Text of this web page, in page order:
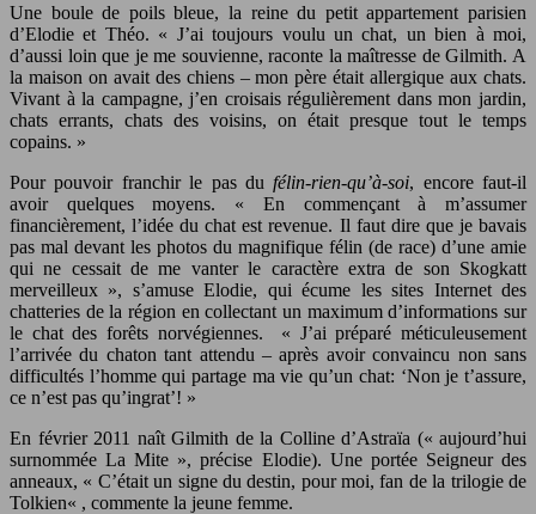
Une boule de poils bleue, la reine du petit appartement parisien
d’Elodie et Théo. « J’ai toujours voulu un chat, un bien à moi,
d’aussi loin que je me souvienne, raconte la maîtresse de Gilmith. A
la maison on avait des chiens – mon père était allergique aux chats.
Vivant à la campagne, j’en croisais régulièrement dans mon jardin,
chats errants, chats des voisins, on était presque tout le temps
copains. »
Pour pouvoir franchir le pas du félin-rien-qu’à-soi, encore faut-il
avoir quelques moyens. « En commençant à m’assumer
financièrement, l’idée du chat est revenue. Il faut dire que je bavais
pas mal devant les photos du magnifique félin (de race) d’une amie
qui ne cessait de me vanter le caractère extra de son Skogkatt
merveilleux », s’amuse Elodie, qui écume les sites Internet des
chatteries de la région en collectant un maximum d’informations sur
le chat des forêts norvégiennes. « J’ai préparé méticuleusement
l’arrivée du chaton tant attendu – après avoir convaincu non sans
difficultés l’homme qui partage ma vie qu’un chat: ‘Non je t’assure,
ce n’est pas qu’ingrat’! »
En février 2011 naît Gilmith de la Colline d’Astraïa (« aujourd’hui
surnommée La Mite », précise Elodie). Une portée Seigneur des
anneaux, « C’était un signe du destin, pour moi, fan de la trilogie de
Tolkien« , commente la jeune femme.